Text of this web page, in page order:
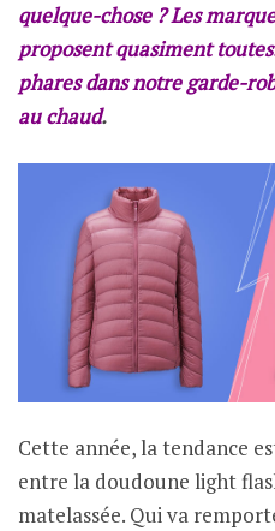
quelque-chose ? Les
proposent quasiment
phares dans notre garde-
au chaud.
Cette année, la tendance
entre la doudoune light
matelassée. Qui va